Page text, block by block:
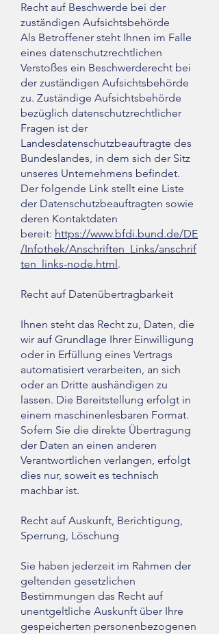
Recht auf Beschwerde bei der
zuständigen Aufsichtsbehörde
Als Betroffener steht Ihnen im Falle
eines datenschutzrechtlichen
Verstoßes ein Beschwerderecht bei
der zuständigen Aufsichtsbehörde
zu. Zuständige Aufsichtsbehörde
bezüglich datenschutzrechtlicher
Fragen ist der
Landesdatenschutzbeauftragte des
Bundeslandes, in dem sich der Sitz
unseres Unternehmens befindet.
Der folgende Link stellt eine Liste
der Datenschutzbeauftragten sowie
deren Kontaktdaten
bereit: https://www.bfdi.bund.de/DE
/Infothek/Anschriften_Links/anschrif
ten_links-node.html.
Recht auf Datenübertragbarkeit
Ihnen steht das Recht zu, Daten, die
wir auf Grundlage Ihrer Einwilligung
oder in Erfüllung eines Vertrags
automatisiert verarbeiten, an sich
oder an Dritte aushändigen zu
lassen. Die Bereitstellung erfolgt in
einem maschinenlesbaren Format.
Sofern Sie die direkte Übertragung
der Daten an einen anderen
Verantwortlichen verlangen, erfolgt
dies nur, soweit es technisch
machbar ist.
Recht auf Auskunft, Berichtigung,
Sperrung, Löschung
Sie haben jederzeit im Rahmen der
geltenden gesetzlichen
Bestimmungen das Recht auf
unentgeltliche Auskunft über Ihre
gespeicherten personenbezogenen